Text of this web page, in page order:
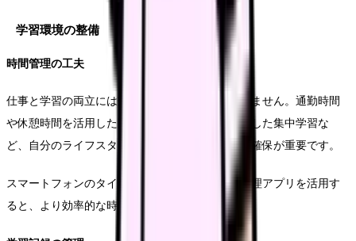
学習環境の整備
時間管理の工夫
仕事と学習の両立には効果的な時間管理が欠かせません。通勤時間
や休憩時間を活用した隙間時間学習、週末を利用した集中学習な
ど、自分のライフスタイルに合わせた学習時間の確保が重要です。
スマートフォンのタイマー機能やスケジュール管理アプリを活用す
ると、より効率的な時間管理が可能となります。